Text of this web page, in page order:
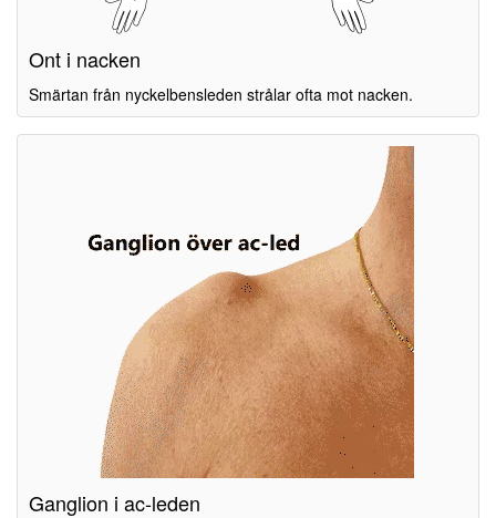
Ont i nacken
Smärtan från nyckelbensleden strålar ofta mot nacken.
Ganglion i ac-leden